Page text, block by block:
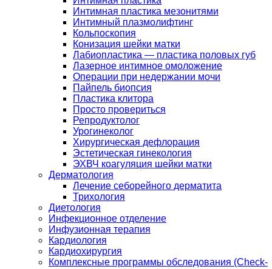
Интимная пластика мезонитями
Интимный плазмолифтинг
Кольпоскопия
Конизация шейки матки
Лабиопластика — пластика половых губ
Лазерное интимное омоложение
Операции при недержании мочи
Пайпель биопсия
Пластика клитора
Просто провериться
Репродуктолог
Урогинеколог
Хирургическая дефлорация
Эстетическая гинекология
ЭХВЧ коагуляция шейки матки
Дерматология
Лечение себорейного дерматита
Трихология
Диетология
Инфекционное отделение
Инфузионная терапия
Кардиология
Кардиохирургия
Комплексные программы обследования (Check-